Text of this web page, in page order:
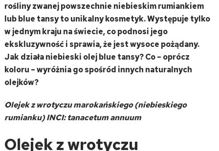
rośliny zwanej powszechnie niebieskim rumiankiem
lub blue tansy to unikalny kosmetyk. Występuje tylko
w jednym kraju na świecie, co podnosi jego
ekskluzywność i sprawia, że jest wysoce pożądany.
Jak działa niebieski olej blue tansy? Co – oprócz
koloru – wyróżnia go spośród innych naturalnych
olejków?
Olejek z wrotyczu marokańskiego (niebieskiego
rumianku) INCI: tanacetum annuum
Olejek z wrotyczu